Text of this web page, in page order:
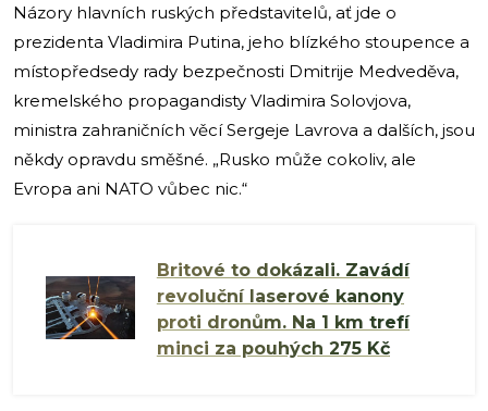
Názory hlavních ruských představitelů, ať jde o
prezidenta Vladimira Putina, jeho blízkého stoupence a
místopředsedy rady bezpečnosti Dmitrije Medveděva,
kremelského propagandisty Vladimira Solovjova,
ministra zahraničních věcí Sergeje Lavrova a dalších, jsou
někdy opravdu směšné. „Rusko může cokoliv, ale
Evropa ani NATO vůbec nic.“
Britové to dokázali. Zavádí
revoluční laserové kanony
proti dronům. Na 1 km trefí
minci za pouhých 275 Kč